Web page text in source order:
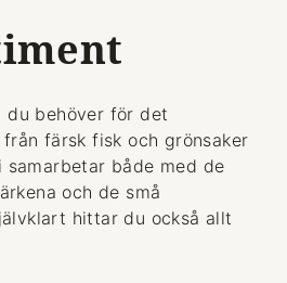
du behöver för det
färsk fisk och grönsaker
både med de
och de små
hittar du också allt